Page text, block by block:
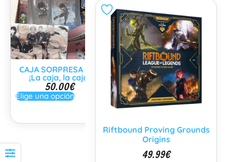
CAJA SORPRESA 50€
¡La caja, la caja!
50.00€
Elige una opción
Riftbound Proving Grounds
Origins
49.99€